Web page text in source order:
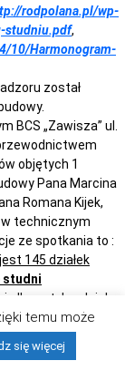
rodpolana.pl/wp-
studniu.pdf,
10/Harmonogram-
został
BCS „Zawisza” ul.
objętych 1
Pana Marcina
Romana Kijek,
w technicznym
ze spotkania to :
145 działek
studni
II na styku alejek
82, 83; b)
2024, a
r.;
c)
kierownikowi
temu może
się więcej